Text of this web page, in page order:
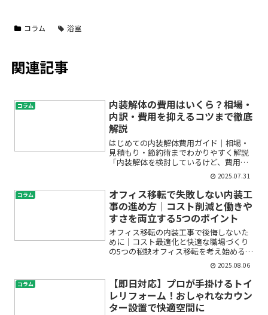
コラム 浴室
関連記事
コラム
内装解体の費用はいくら？相場・
内訳・費用を抑えるコツまで徹底
解説
はじめての内装解体費用ガイド｜相場・
見積もり・節約術までわかりやすく解説
「内装解体を検討しているけど、費用が
どのくらいかかるのか分からず不安…」
「見積もりの内容や価格の違いについて
詳しく知りたい」――こうした悩みや疑問を
お持ちではありません...
2025.07.31
コラム
オフィス移転で失敗しない内装工
事の進め方｜コスト削減と働きや
すさを両立する5つのポイント
オフィス移転の内装工事で後悔しないた
めに｜コスト最適化と快適な職場づくり
の5つの秘訣オフィス移転を考え始める
と、「どんな内装にしたらよいの？」
「費用はどれくらいかかるの？」「働き
やすさもちゃんと考えたい…」など、た
くさんの疑問や不安が湧いて...
2025.08.06
コラム
【即日対応】プロが手掛けるトイ
レリフォーム！おしゃれなカウン
ター設置で快適空間に